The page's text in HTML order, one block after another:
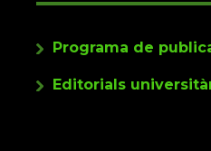
Programa de
Editorials